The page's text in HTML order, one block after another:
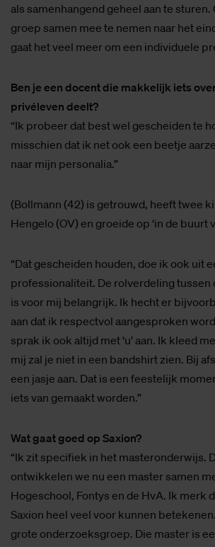
als samenhangend geheel aan te sturen.
groep samen mee te nemen naar het
gaat het veel meer om een individuele
Ben je een docent die makkelijk iets
privéleven deelt?
“Ik probeer dat best wel gescheiden te
misschien dat ik net ook een beetje
naar mijn personalia.”
(Bollmann (42) is getrouwd, heeft twee
Hengelo (OV) en groeide op ‘in de buurt
“Dat gescheiden houden, doe ik ook uit
professionaliteit. De rolverdeling tussen
is voor mij belangrijk. Ik hecht er
aan dat ik respectvol aangesproken
sprak ik ook altijd met ‘u’ aan. Ik kleed
mij zal je niet in een bandshirt zien. Bij
een jasje aan. Dat is een feestelijk
iets van gemaakt worden.”
Wat gaat goed op Saxion?
“Ik zit specifiek in het masteronderwijs.
ontwikkelen we nu een master samen
Hogeschool, Fontys en de HvA. Ik merk
Saxion heel veel voor kunnen
grote onderzoeksgroep. Die master is